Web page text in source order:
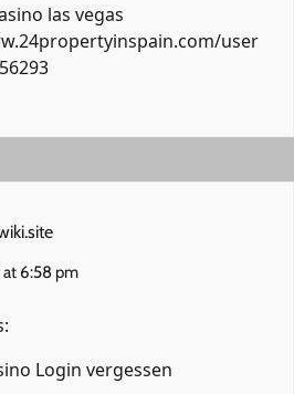
las vegas
user
at 6:58 pm
Login vergessen